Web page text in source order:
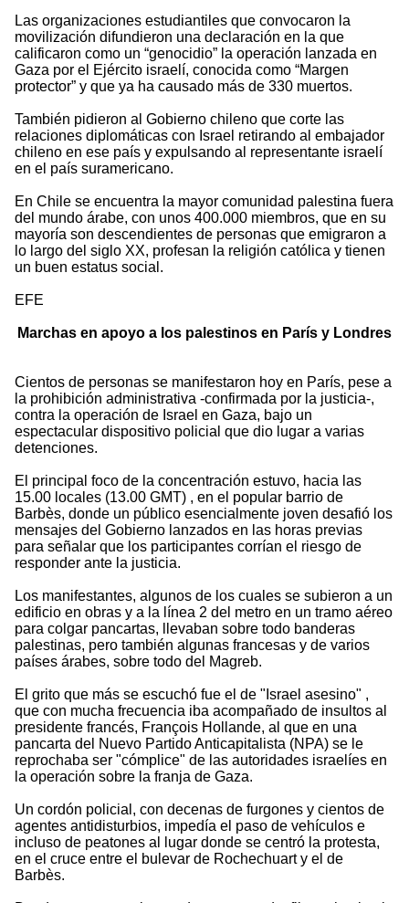
Las organizaciones estudiantiles que convocaron la
movilización difundieron una declaración en la que
calificaron como un “genocidio” la operación lanzada en
Gaza por el Ejército israelí, conocida como “Margen
protector” y que ya ha causado más de 330 muertos.
También pidieron al Gobierno chileno que corte las
relaciones diplomáticas con Israel retirando al embajador
chileno en ese país y expulsando al representante israelí
en el país suramericano.
En Chile se encuentra la mayor comunidad palestina fuera
del mundo árabe, con unos 400.000 miembros, que en su
mayoría son descendientes de personas que emigraron a
lo largo del siglo XX, profesan la religión católica y tienen
un buen estatus social.
EFE
Marchas en apoyo a los palestinos en París y Londres
Cientos de personas se manifestaron hoy en París, pese a
la prohibición administrativa -confirmada por la justicia-,
contra la operación de Israel en Gaza, bajo un
espectacular dispositivo policial que dio lugar a varias
detenciones.
El principal foco de la concentración estuvo, hacia las
15.00 locales (13.00 GMT) , en el popular barrio de
Barbès, donde un público esencialmente joven desafió los
mensajes del Gobierno lanzados en las horas previas
para señalar que los participantes corrían el riesgo de
responder ante la justicia.
Los manifestantes, algunos de los cuales se subieron a un
edificio en obras y a la línea 2 del metro en un tramo aéreo
para colgar pancartas, llevaban sobre todo banderas
palestinas, pero también algunas francesas y de varios
países árabes, sobre todo del Magreb.
El grito que más se escuchó fue el de "Israel asesino" ,
que con mucha frecuencia iba acompañado de insultos al
presidente francés, François Hollande, al que en una
pancarta del Nuevo Partido Anticapitalista (NPA) se le
reprochaba ser "cómplice" de las autoridades israelíes en
la operación sobre la franja de Gaza.
Un cordón policial, con decenas de furgones y cientos de
agentes antidisturbios, impedía el paso de vehículos e
incluso de peatones al lugar donde se centró la protesta,
en el cruce entre el bulevar de Rochechuart y el de
Barbès.